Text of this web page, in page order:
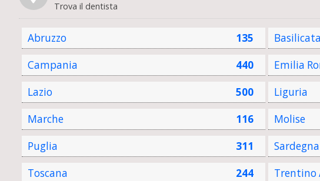
Trova il dentista
Abruzzo 135 Basilicata
Campania
440 Emilia
Lazio
500 Liguria
Marche
116 Molise
Puglia
311 Sardegna
Toscana
244 Trentino